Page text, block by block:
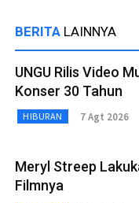
BERITA LAINNYA
UNGU Rilis Video
Konser 30 Tahun
HIBURAN 7 Agt 2026
Meryl Streep
Filmnya